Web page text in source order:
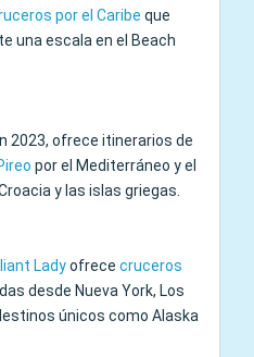
por el Caribe que
una escala en el Beach
2023, ofrece itinerarios de
por el Mediterráneo y el
y las islas griegas.
Ladyofrece cruceros
desde Nueva York, Los
únicos como Alaska